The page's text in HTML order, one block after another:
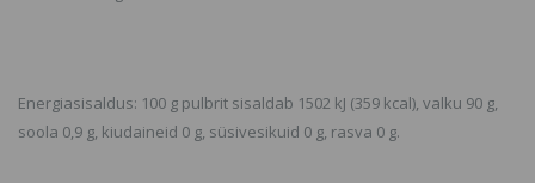
Energiasisaldus: 100 g pulbrit sisaldab 1502 kJ (359 kcal), valku 90 g,
soola 0,9 g, kiudaineid 0 g, süsivesikuid 0 g, rasva 0 g.